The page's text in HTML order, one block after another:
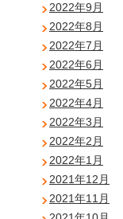
2022年9月
2022年8月
2022年7月
2022年6月
2022年5月
2022年4月
2022年3月
2022年2月
2022年1月
2021年12月
2021年11月